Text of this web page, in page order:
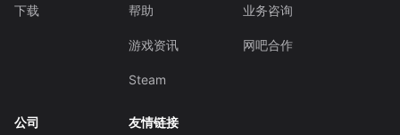
下载 帮助
游戏资讯
Steam
业务咨询
网吧合作
公司 友情链接